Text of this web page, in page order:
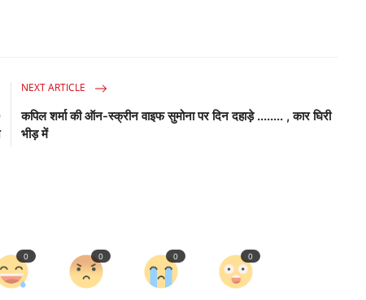
NEXT ARTICLE
कपिल शर्मा की ऑन-स्क्रीन वाइफ सुमोना पर दिन दहाड़े ........ , कार घिरी
भीड़ में
0 0 0 0